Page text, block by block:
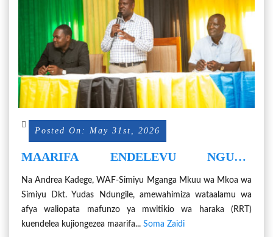
Posted On: May 31st, 2026
MAARIFA ENDELEVU NGUZO
WA DHARURA ZA KIAFYA
Na Andrea Kadege, WAF-Simiyu Mganga Mkuu wa Mkoa wa
Simiyu Dkt. Yudas Ndungile, amewahimiza wataalamu wa
afya waliopata mafunzo ya mwitikio wa haraka (RRT)
kuendelea kujiongezea maarifa... Soma Zaidi